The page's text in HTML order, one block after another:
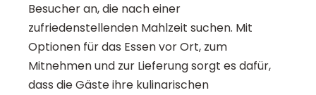
Besucher an, die nach einer
zufriedenstellenden Mahlzeit suchen. Mit
Optionen für das Essen vor Ort, zum
Mitnehmen und zur Lieferung sorgt es dafür,
dass die Gäste ihre kulinarischen